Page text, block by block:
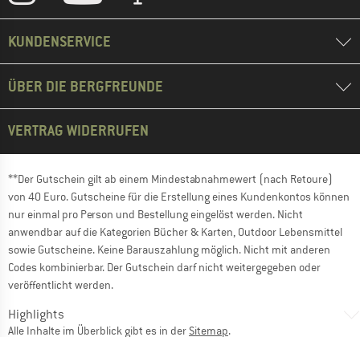
KUNDENSERVICE
ÜBER DIE BERGFREUNDE
VERTRAG WIDERRUFEN
**Der Gutschein gilt ab einem Mindestabnahmewert (nach Retoure)
von 40 Euro. Gutscheine für die Erstellung eines Kundenkontos können
nur einmal pro Person und Bestellung eingelöst werden. Nicht
anwendbar auf die Kategorien Bücher & Karten, Outdoor Lebensmittel
sowie Gutscheine. Keine Barauszahlung möglich. Nicht mit anderen
Codes kombinierbar. Der Gutschein darf nicht weitergegeben oder
veröffentlicht werden.
Highlights
Alle Inhalte im Überblick gibt es in der Sitemap.